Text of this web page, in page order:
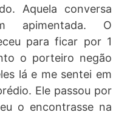
Aquela conversa
apimentada. O
para ficar por 1
o porteiro negão
lá e me sentei em
Ele passou por
o encontrasse na